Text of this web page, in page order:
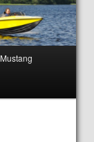
Mustang